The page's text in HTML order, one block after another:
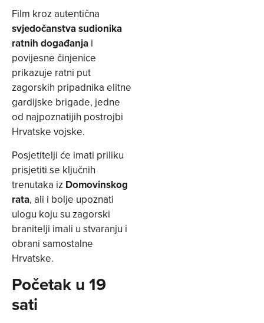
Film kroz autentična
svjedočanstva sudionika
ratnih događanja i
povijesne činjenice
prikazuje ratni put
zagorskih pripadnika elitne
gardijske brigade, jedne
od najpoznatijih postrojbi
Hrvatske vojske.
Posjetitelji će imati priliku
prisjetiti se ključnih
trenutaka iz Domovinskog
rata, ali i bolje upoznati
ulogu koju su zagorski
branitelji imali u stvaranju i
obrani samostalne
Hrvatske.
Početak u 19
sati